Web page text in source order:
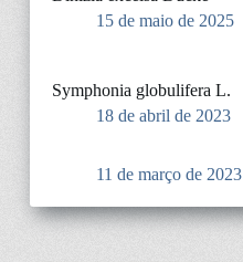
15 de maio de 2025
Symphonia globulifera L.
18 de abril de 2023
11 de março de 2023